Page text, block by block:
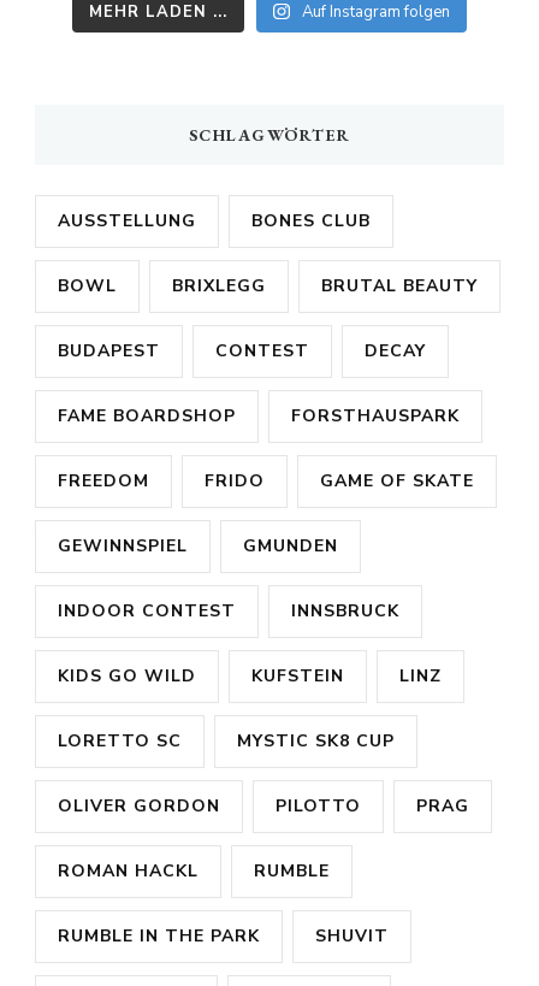
MEHR LADEN ... Auf Instagram folgen
SCHLAGWÖRTER
AUSSTELLUNG BONES CLUB
BOWL BRIXLEGG BRUTAL BEAUTY
BUDAPEST CONTEST DECAY
FAME BOARDSHOP FORSTHAUSPARK
FREEDOM FRIDO GAME OF SKATE
GEWINNSPIEL GMUNDEN
INDOOR CONTEST INNSBRUCK
KIDS GO WILD KUFSTEIN LINZ
LORETTO SC MYSTIC SK8 CUP
OLIVER GORDON PILOTTO PRAG
ROMAN HACKL RUMBLE
RUMBLE IN THE PARK SHUVIT